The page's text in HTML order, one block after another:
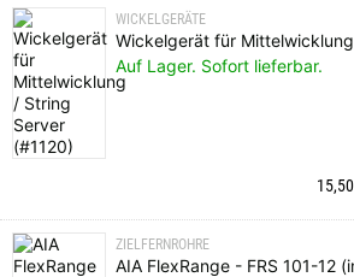
WICKELGERÄTE
Wickelgerät für
Auf Lager. Sofort lieferbar.
15,50
ZIELFERNROHRE
AIA FlexRange - FRS 101-12